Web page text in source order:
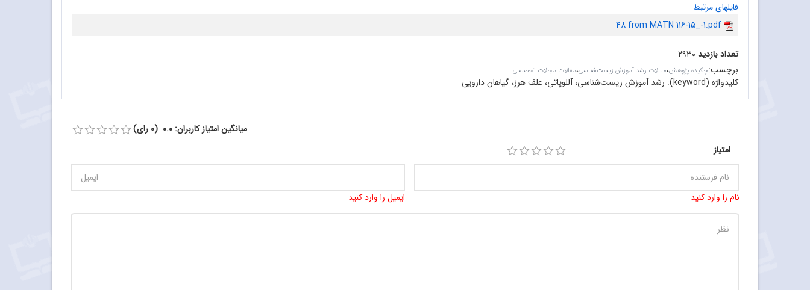
فایلهای مرتبط
48 from MATN 116-15_-1.pdf
تعداد بازدید ۲۹۳۰
برچسب:چکیده پژوهش،مقالات رشد آموزش زیست‌شناسی،مقالات مجلات تخصصی
کلیدواژه (keyword): رشد آموزش زیست‌شناسی، آللوپاتی، علف هرز، گیاهان دارویی
میانگین امتیاز کاربران: 0.0 (0 رای)
امتیاز
نام را وارد کنید ایمیل را وارد کنید